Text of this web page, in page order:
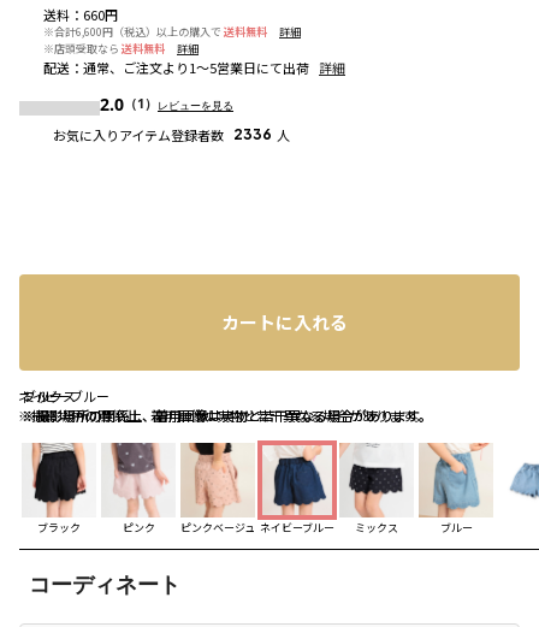
ネイビーブルー
※撮影場所の関係上、着用画像は実物と若干異なる場合があります。
ミックス
※撮影場所の関係上、着用画像は実物と若干異なる場合があります。
ブルー
※撮影場所の関係上、着用画像は実物と若干異なる場合があります。
ブラック ピンク ピンクベージュ ネイビーブルー ミックス ブルー
コーディネート
送料 ： 660円
※合計6,600円（税込）以上の購入で 送料無料
詳細
※店頭受取なら 送料無料 詳細
配送 ： 通常、ご注文より1～5営業日にて出荷 詳細
2.0 （1） レビューを見る
お気に入りアイテム登録者数 2336 人
カートに入れる